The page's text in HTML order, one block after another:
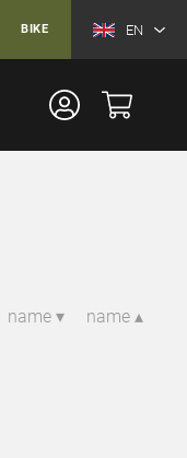
BIKE EN
name ▾ name ▴